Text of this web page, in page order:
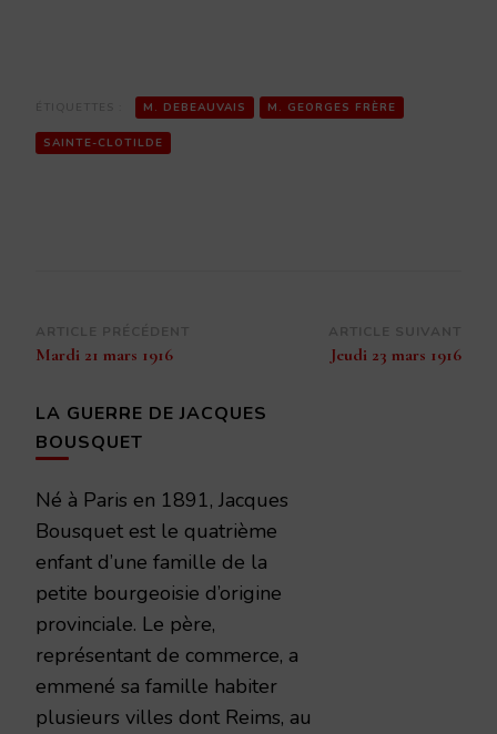
M. DEBEAUVAIS M. GEORGES FRÈRE
SAINTE-CLOTILDE
Navigation
d’article
Mardi 21 mars 1916 Jeudi 23 mars 1916
LA GUERRE DE JACQUES
BOUSQUET
Né à Paris en 1891, Jacques
Bousquet est le quatrième
enfant d’une famille de la
petite bourgeoisie d’origine
provinciale. Le père,
représentant de commerce, a
emmené sa famille habiter
plusieurs villes dont Reims, au